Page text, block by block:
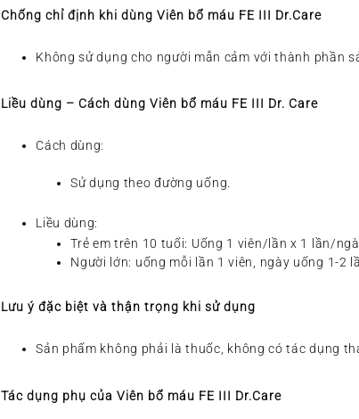
Chống chỉ định khi dùng Viên bổ máu FE III Dr.Care
Không sử dụng cho người mẫn cảm với thành phần
Liều dùng – Cách dùng Viên bổ máu FE III Dr. Care
Cách dùng:
Sử dụng theo đường uống.
Liều dùng:
Trẻ em trên 10 tuổi: Uống 1 viên/lần x 1 lần/
Người lớn: uống mỗi lần 1 viên, ngày uống 1-2
Lưu ý đặc biệt và thận trọng khi sử dụng
Sản phẩm không phải là thuốc, không có tác dụng
Tác dụng phụ của Viên bổ máu FE III Dr.Care